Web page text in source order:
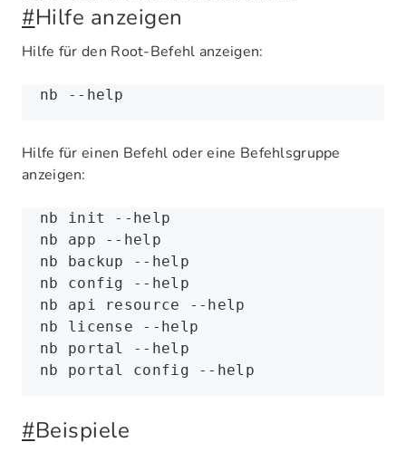
#Hilfe anzeigen
Hilfe für den Root-Befehl anzeigen:
nb --help
Hilfe für einen Befehl oder eine Befehlsgruppe
anzeigen:
nb init
--help
nb app --help
nb backup --help
nb config --help
nb api resource --help
nb license --help
nb portal
--help
nb portal config --help
#Beispiele